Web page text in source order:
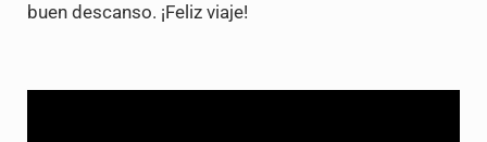
buen descanso. ¡Feliz viaje!